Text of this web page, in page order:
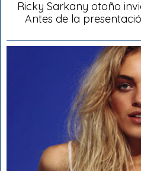
Ricky Sarkany otoño
Antes de la